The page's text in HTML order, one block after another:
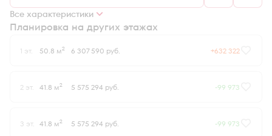
Все характеристики
Планировка на других этажах
1 эт. 50.8 м2 6 307 590 руб. +632 322
2 эт. 41.8 м2 5 575 294 руб. -99 973
3 эт. 41.8 м2 5 575 294 руб. -99 973